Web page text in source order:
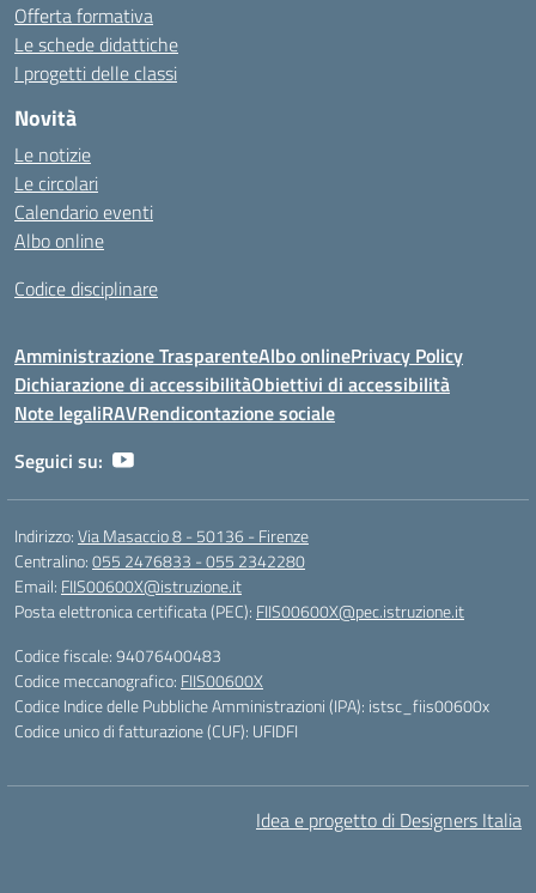
Offerta formativa
Le schede didattiche
I progetti delle classi
Novità
Le notizie
Le circolari
Calendario eventi
Albo online
Codice disciplinare
Amministrazione TrasparenteAlbo onlinePrivacy Policy
Dichiarazione di accessibilitàObiettivi di accessibilità
Note legaliRAVRendicontazione sociale
Seguici su:
Indirizzo:Via Masaccio 8 - 50136 - Firenze
Centralino:055 2476833 - 055 2342280
Email: FIIS00600X@istruzione.it
Posta elettronica certificata (PEC): FIIS00600X@pec.istruzione.it
Codice fiscale: 94076400483
Codice meccanografico: FIIS00600X
Codice Indice delle Pubbliche Amministrazioni (IPA): istsc_fiis00600x
Codice unico di fatturazione (CUF): UFIDFI
Idea e progetto di Designers Italia